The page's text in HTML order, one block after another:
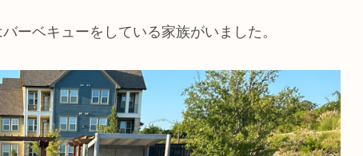
ーベキューをしている家族がいました。